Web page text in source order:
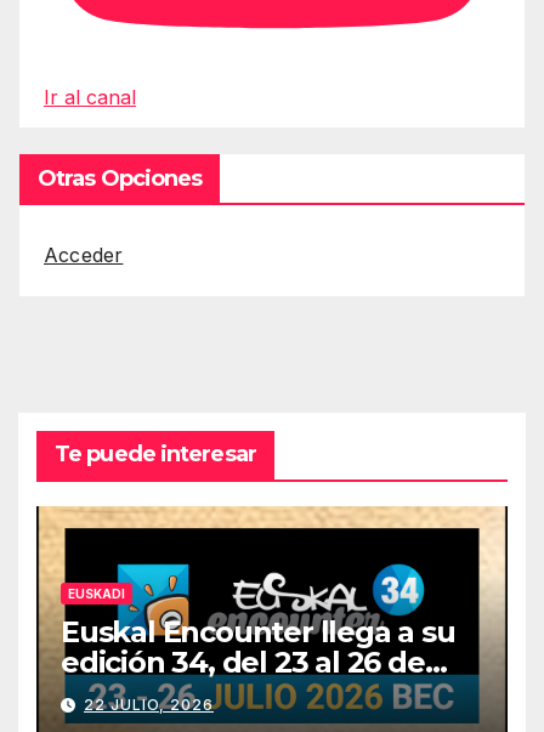
Ir al canal
Otras Opciones
Acceder
Te puede interesar
EUSKADI
Euskal Encounter llega a su
edición 34, del 23 al 26 de
julio
22 JULIO, 2026